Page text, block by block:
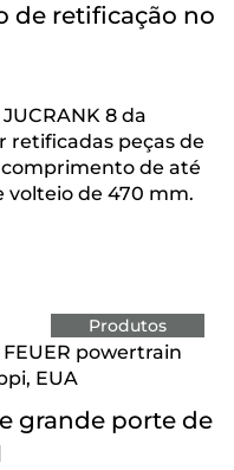
de retificação no
8 da
retificadas peças de
de até
de 470 mm.
Produtos
FEUER powertrain
EUA
grande porte de